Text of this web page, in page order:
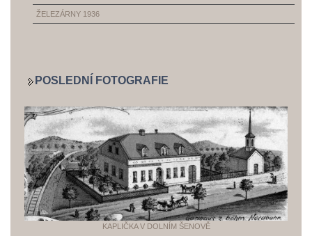
ŽELEZÁRNY 1936
POSLEDNÍ FOTOGRAFIE
KAPLIČKA V DOLNÍM ŠENOVĚ